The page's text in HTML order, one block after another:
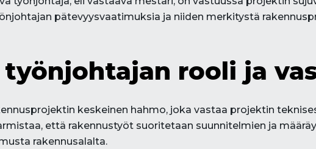
pätevyysvaatimuksia ja niiden merkitystä
työnjohtajan rooli ja
keskeinen hahmo, joka vastaa projektin
että rakennustyöt suoritetaan suunnitelmien ja
rakennusalalta.